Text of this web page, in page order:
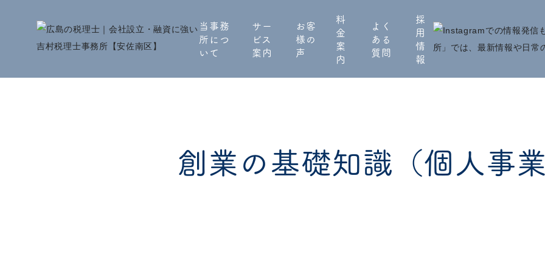
当事務
所につ
いて
サー
ビス
案内
お客
様の
声
料
金
案
内
よく
ある
質問
採
用
情
報
創業の基礎知識（個人事